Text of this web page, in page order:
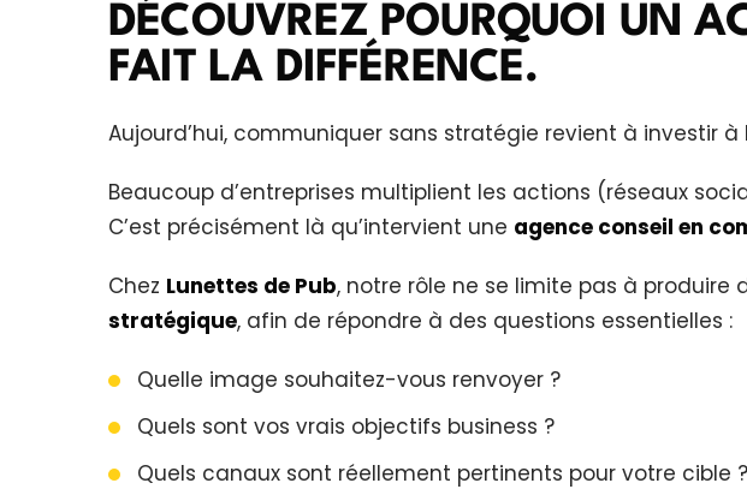
DÉCOUVREZ POURQUOI UN
FAIT LA DIFFÉRENCE.
Aujourd’hui, communiquer sans stratégie revient à investir à
Beaucoup d’entreprises multiplient les actions (réseaux
C’est précisément là qu’intervient une agence conseil en
Chez Lunettes de Pub, notre rôle ne se limite pas à produire
stratégique, afin de répondre à des questions essentielles :
Quelle image souhaitez-vous renvoyer ?
Quels sont vos vrais objectifs business ?
Quels canaux sont réellement pertinents pour votre cible ?